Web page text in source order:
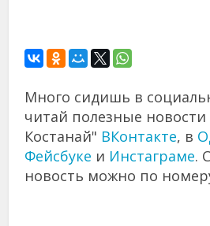
Много сидишь в
читай полезные
Костанай" ВКонтакте, в
Фейсбуке и Инстаграме.
новость можно по